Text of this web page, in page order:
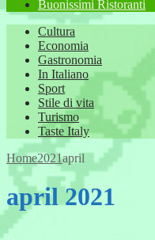
Buonissimi Ristoranti
Cultura
Economia
Gastronomia
In Italiano
Sport
Stile di vita
Turismo
Taste Italy
Home2021april
april 2021